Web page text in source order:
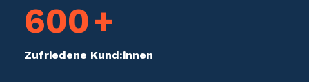
600+
Zufriedene Kund:innen